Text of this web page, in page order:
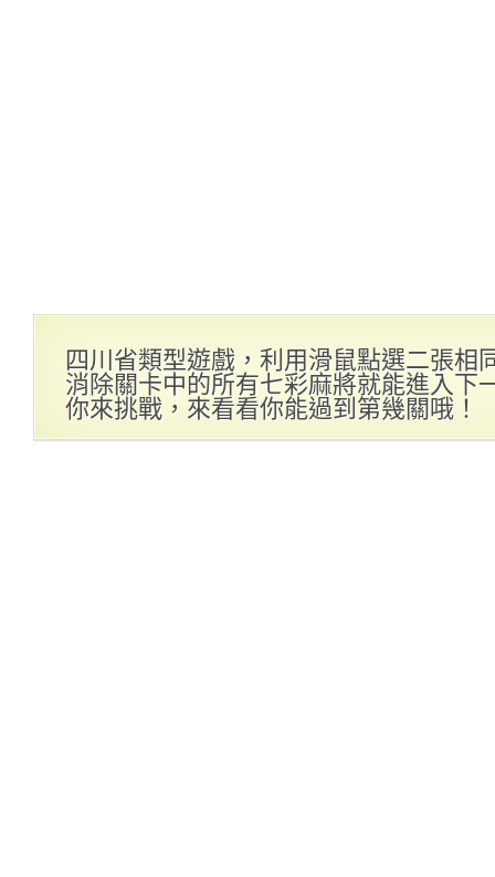
四川省類型遊戲，利用滑鼠點選二張相
消除關卡中的所有七彩麻將就能進入下
你來挑戰，來看看你能過到第幾關哦！